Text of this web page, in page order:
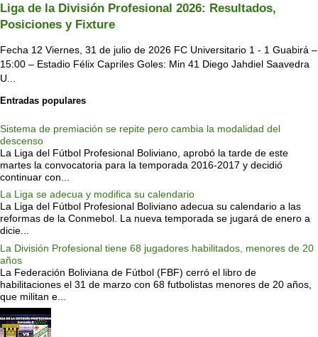
Liga de la División Profesional 2026: Resultados,
Posiciones y Fixture
Fecha 12 Viernes, 31 de julio de 2026 FC Universitario 1 - 1 Guabirá –
15:00 – Estadio Félix Capriles Goles: Min 41 Diego Jahdiel Saavedra
U...
Entradas populares
Sistema de premiación se repite pero cambia la modalidad del
descenso
La Liga del Fútbol Profesional Boliviano, aprobó la tarde de este
martes la convocatoria para la temporada 2016-2017 y decidió
continuar con...
La Liga se adecua y modifica su calendario
La Liga del Fútbol Profesional Boliviano adecua su calendario a las
reformas de la Conmebol. La nueva temporada se jugará de enero a
dicie...
La División Profesional tiene 68 jugadores habilitados, menores de 20
años
La Federación Boliviana de Fútbol (FBF) cerró el libro de
habilitaciones el 31 de marzo con 68 futbolistas menores de 20 años,
que militan e...